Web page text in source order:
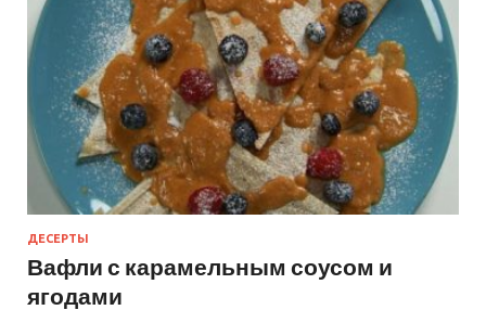
ДЕСЕРТЫ
Вафли с карамельным соусом и
ягодами